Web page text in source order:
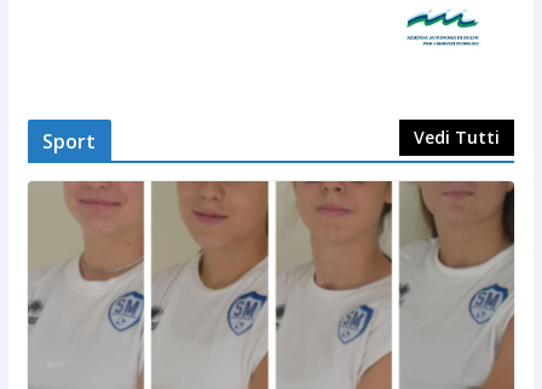
Sport Vedi Tutti